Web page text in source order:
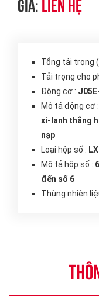
Tổng tải trọng
Tải trọng cho
Động cơ :
Mô tả động cơ :
xi-lanh thẳng
nạp
Loại hộp số :
Mô tả hộp số :
đến số 6
Thùng nhiên